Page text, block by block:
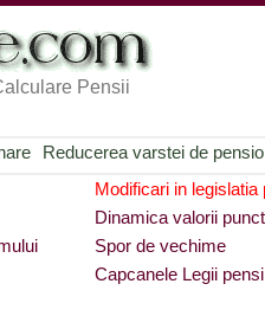
Pensii
Reducerea varstei de
Modificari in legislatia
Dinamica valorii
Spor de vechime
Capcanele Legii